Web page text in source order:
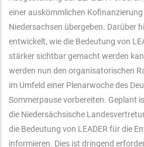
einer auskömmlichen
Niedersachsen übergeben. Darüber
entwickelt, wie die Bedeutung von
stärker sichtbar gemacht werden
werden nun den organisatorischen
im Umfeld einer Plenarwoche des
Sommerpause vorbereiten. Geplant
die Niedersächsische
die Bedeutung von LEADER für die
informieren. Dies ist dringend